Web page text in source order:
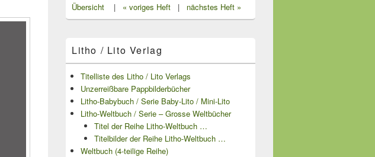
Übersicht | « voriges Heft | nächstes Heft »
Litho / Lito Verlag
Titelliste des Litho / Lito Verlags
Unzerreißbare Pappbilderbücher
Litho-Babybuch / Serie Baby-Lito / Mini-Lito
Litho-Weltbuch / Serie – Grosse Weltbücher
Titel der Reihe Litho-Weltbuch …
Titelbilder der Reihe Litho-Weltbuch …
Weltbuch (4-teilige Reihe)